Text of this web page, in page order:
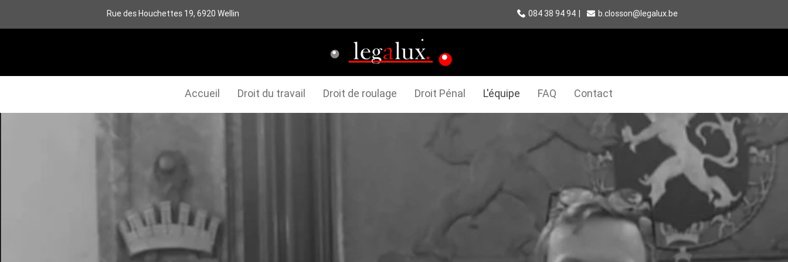
Rue des Houchettes 19, 6920 Wellin 084 38 94 94 | b.closson@legalux.be
Accueil Droit du travail Droit de roulage Droit Pénal L'équipe FAQ Contact